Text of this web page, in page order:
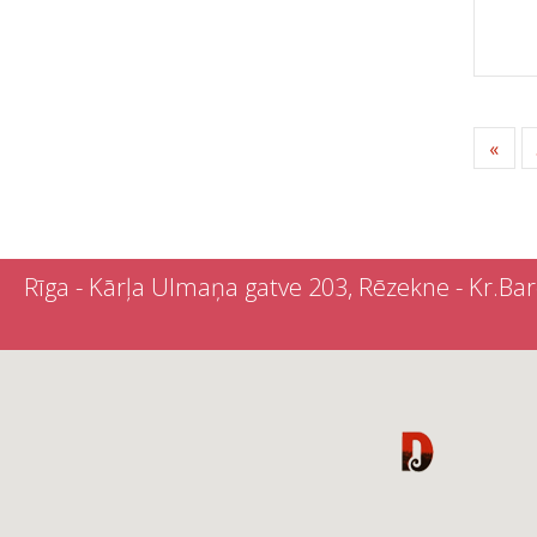
«
Rīga - Kārļa Ulmaņa gatve 203, Rēzekne -